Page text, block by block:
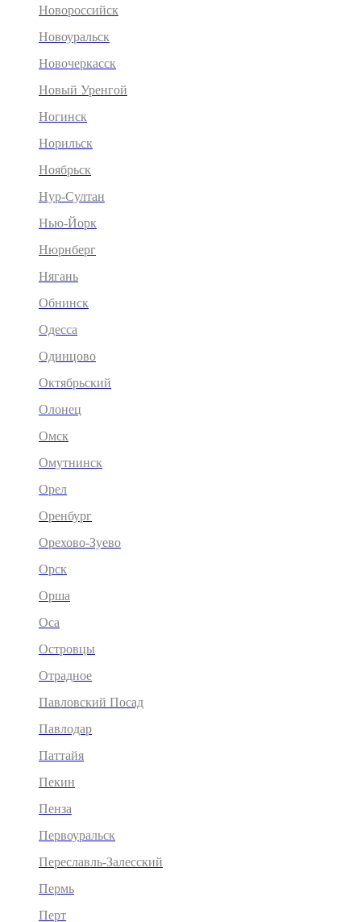
Новороссийск
Новоуральск
Новочеркасск
Новый Уренгой
Ногинск
Норильск
Ноябрьск
Нур-Султан
Нью-Йорк
Нюрнберг
Нягань
Обнинск
Одесса
Одинцово
Октябрьский
Олонец
Омск
Омутнинск
Орел
Оренбург
Орехово-Зуево
Орск
Орша
Оса
Островцы
Отрадное
Павловский Посад
Павлодар
Паттайя
Пекин
Пенза
Первоуральск
Переславль-Залесский
Пермь
Перт